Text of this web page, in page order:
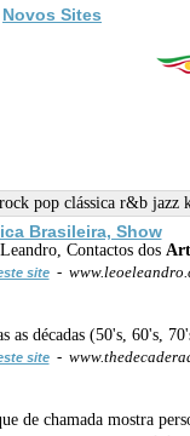
Novos Sites
pop clássica r&b jazz
Brasileira, Show
Contactos dos
site-
as décadas (50's, 60's,
site-
de chamada mostra